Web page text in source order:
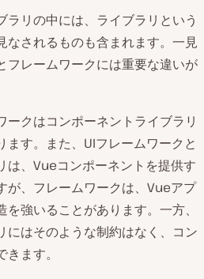
ラリの中には、ライブラリという
なされるものも含まれます。一見
フレームワークには重要な違いが
ークはコンポーネントライブラリ
ます。また、UIフレームワークと
は、Vueコンポーネントを提供す
が、フレームワークは、Vueアプ
強いることがあります。一方、
にはそのような制約はなく、コン
ます。